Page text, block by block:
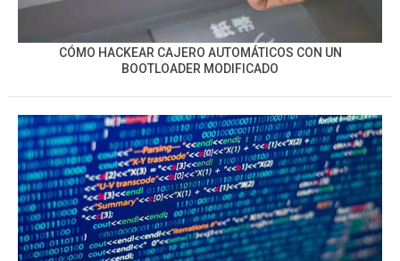
CÓMO HACKEAR CAJERO AUTOMÁTICOS CON UN
BOOTLOADER MODIFICADO